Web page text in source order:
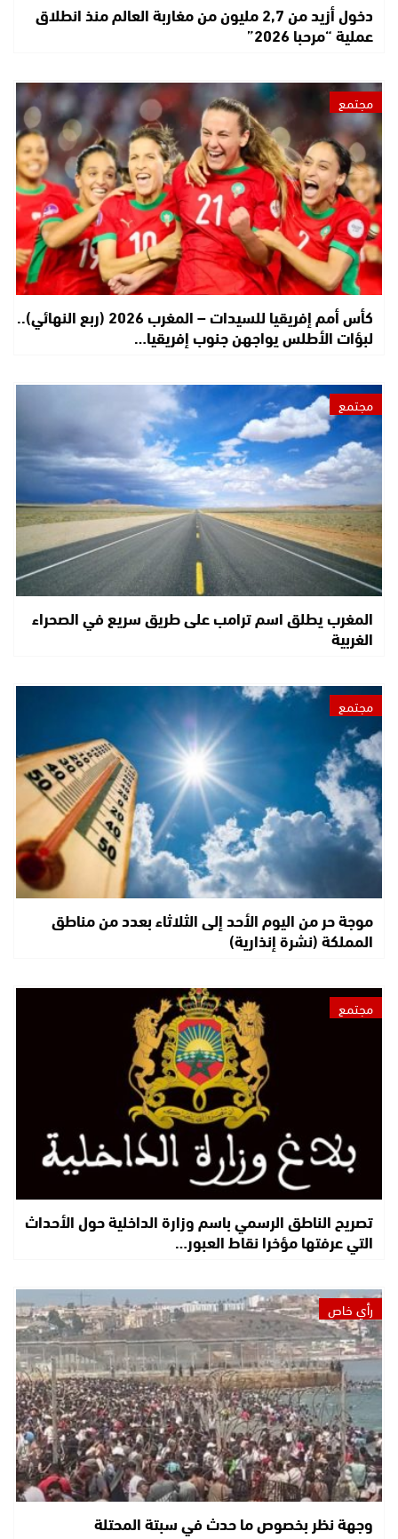
دخول أزيد من 2,7 مليون من مغاربة العالم منذ انطلاق
عملية “مرحبا 2026”
مجتمع
كأس أمم إفريقيا للسيدات – المغرب 2026 (ربع النهائي)..
لبؤات الأطلس يواجهن جنوب إفريقيا…
مجتمع
المغرب يطلق اسم ترامب على طريق سريع في الصحراء
الغربية
مجتمع
موجة حر من اليوم الأحد إلى الثلاثاء بعدد من مناطق
المملكة (نشرة إنذارية)
مجتمع
تصريح الناطق الرسمي باسم وزارة الداخلية حول الأحداث
التي عرفتها مؤخرا نقاط العبور…
رأي خاص
وجهة نظر بخصوص ما حدث في سبتة المحتلة